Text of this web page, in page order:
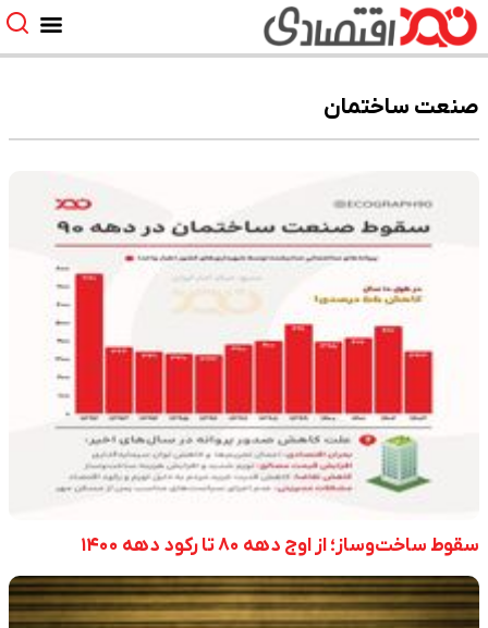
صنعت ساختمان
سقوط ساخت‌وساز؛ از اوج دهه ۸۰ تا رکود دهه ۱۴۰۰